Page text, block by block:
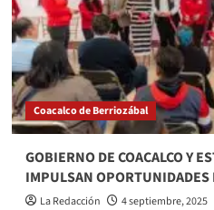
A
COMBATIR
LA
VIOLENCIA
DE
GÉNERO
AGRAVADA
POR
CONSUMO
DE
ALCOHOL
Coacalco de Berriozábal
GOBIERNO DE COACALCO Y
IMPULSAN OPORTUNIDADES
La Redacción
4 septiembre, 2025